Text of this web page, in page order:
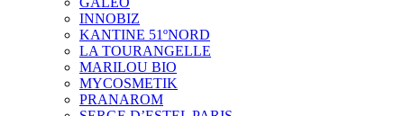
INNOBIZ
KANTINE 51ºNORD
LA TOURANGELLE
MARILOU BIO
MYCOSMETIK
PRANAROM